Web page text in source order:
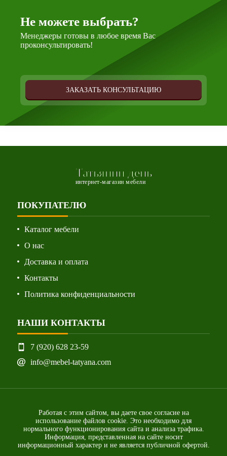
Не можете выбрать?
Менеджеры готовы в любое время Вас
проконсультировать!
ЗАКАЗАТЬ КОНСУЛЬТАЦИЮ
Татьянин день
интернет-магазин мебели
ПОКУПАТЕЛЮ
Каталог мебели
О нас
Доставка и оплата
Контакты
Политика конфиденциальности
НАШИ КОНТАКТЫ
7 (920) 628 23-59
info@mebel-tatyana.com
Работая с этим сайтом, вы даете свое согласие на
использование файлов cookie. Это необходимо для
нормального функционирования сайта и анализа трафика.
Информация, представленная на сайте носит
информационный характер и не является публичной офертой.